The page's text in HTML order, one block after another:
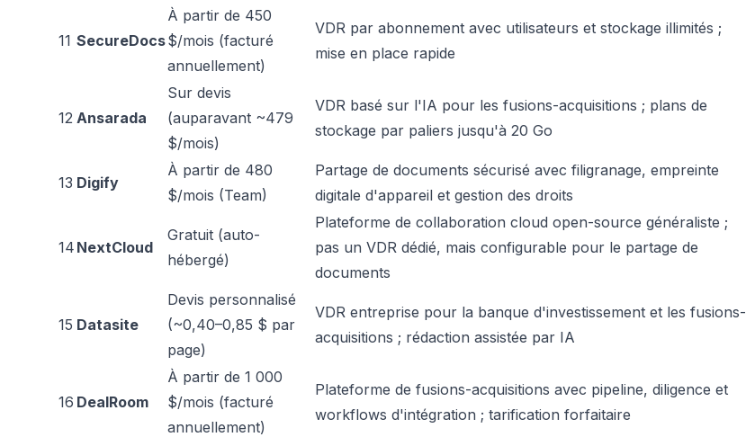
11 SecureDocs
À partir de 450
$/mois (facturé
annuellement)
VDR par abonnement avec utilisateurs et stockage illimités ;
mise en place rapide
12 Ansarada
Sur devis
(auparavant ~479
$/mois)
VDR basé sur l'IA pour les fusions-acquisitions ; plans de
stockage par paliers jusqu'à 20 Go
13 Digify
À partir de 480
$/mois (Team)
Partage de documents sécurisé avec filigranage, empreinte
digitale d'appareil et gestion des droits
14 NextCloud
Gratuit (auto-
hébergé)
Plateforme de collaboration cloud open-source généraliste ;
pas un VDR dédié, mais configurable pour le partage de
documents
15 Datasite
Devis personnalisé
(~0,40–0,85 $ par
page)
VDR entreprise pour la banque d'investissement et les fusions-
acquisitions ; rédaction assistée par IA
16 DealRoom
À partir de 1 000
$/mois (facturé
annuellement)
Plateforme de fusions-acquisitions avec pipeline, diligence et
workflows d'intégration ; tarification forfaitaire